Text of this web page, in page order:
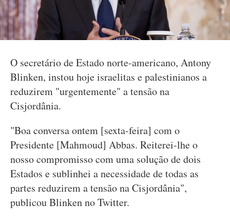
O secretário de Estado norte-americano, Antony
Blinken, instou hoje israelitas e palestinianos a
reduzirem "urgentemente" a tensão na
Cisjordânia.
"Boa conversa ontem [sexta-feira] com o
Presidente [Mahmoud] Abbas. Reiterei-lhe o
nosso compromisso com uma solução de dois
Estados e sublinhei a necessidade de todas as
partes reduzirem a tensão na Cisjordânia",
publicou Blinken no Twitter.